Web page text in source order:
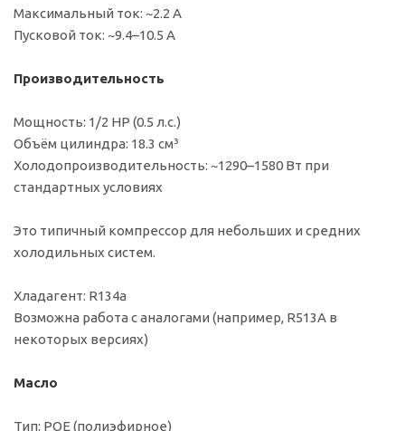
Максимальный ток: ~2.2 А
Пусковой ток: ~9.4–10.5 А
Производительность
Мощность: 1/2 HP (0.5 л.с.)
Объём цилиндра: 18.3 см³
Холодопроизводительность: ~1290–1580 Вт при
стандартных условиях
Это типичный компрессор для небольших и средних
холодильных систем.
Хладагент: R134a
Возможна работа с аналогами (например, R513A в
некоторых версиях)
Масло
Тип: POE (полиэфирное)